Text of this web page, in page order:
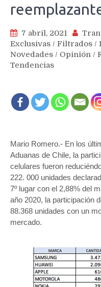
7 abril, 2021
Exclusivas / Filtrados /
Novedades / Opinión /
Tendencias
Mario Romero.- En los
Aduanas de Chile, la
celulares fueron
222. 000 unidades
7º lugar con el 2,88% del
año 2020, la participación
88.368 unidades con un
mercado.